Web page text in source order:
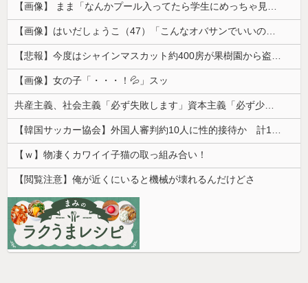
【画像】 まま「なんかプール入ってたら学生にめっちゃ見られたw」
【画像】はいだしょうこ（47）「こんなオバサンでいいの…？」
【悲報】今度はシャインマスカット約400房が果樹園から盗まれる 参議院議員「日本人ではないと思う」
【画像】女の子「・・・！💦」スッ
共産主義、社会主義「必ず失敗します」資本主義「必ず少子化します」
【韓国サッカー協会】外国人審判約10人に性的接待か 計1496回、約2億ウォン（約2200万円）
【ｗ】物凄くカワイイ子猫の取っ組み合い！
【閲覧注意】俺が近くにいると機械が壊れるんだけどさ